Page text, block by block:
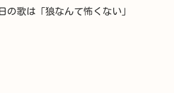
の歌は「狼なんて怖くない」